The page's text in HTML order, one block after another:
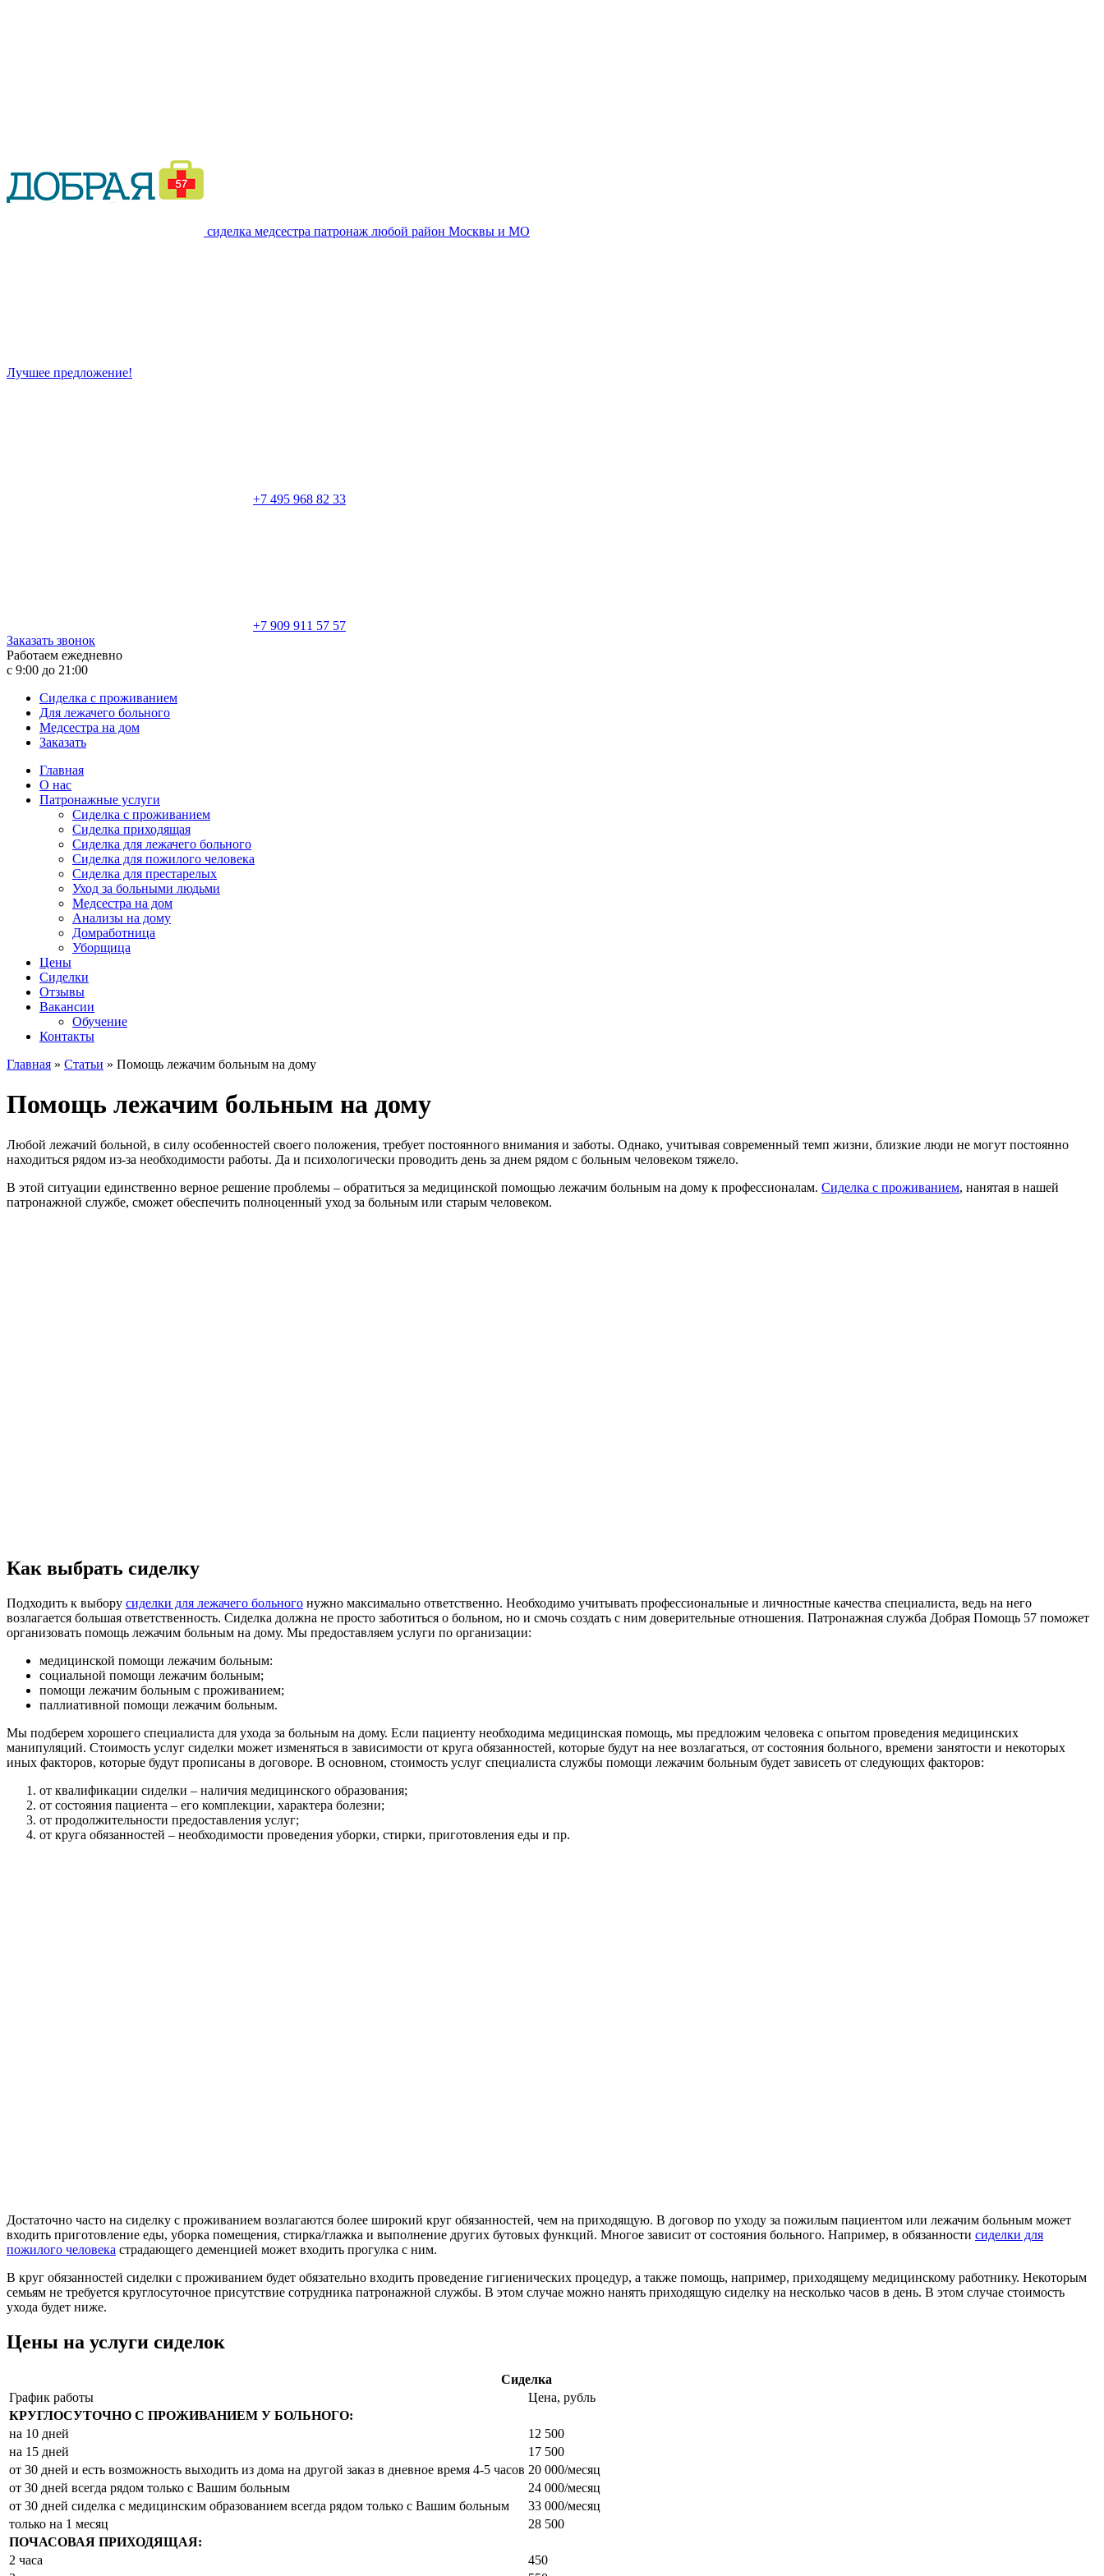
сиделка медсестра патронаж любой район Москвы и МО
Лучшее предложение!
+7 495 968 82 33
+7 909 911 57 57
Заказать звонок
Работаем ежедневно
с 9:00 до 21:00
Сиделка с проживанием
Для лежачего больного
Медсестра на дом
Заказать
Главная
О нас
Патронажные услуги
Сиделка с проживанием
Сиделка приходящая
Сиделка для лежачего больного
Сиделка для пожилого человека
Сиделка для престарелых
Уход за больными людьми
Медсестра на дом
Анализы на дому
Домработница
Уборщица
Цены
Сиделки
Отзывы
Вакансии
Обучение
Контакты
Главная » Статьи » Помощь лежачим больным на дому
Помощь лежачим больным на дому
Любой лежачий больной, в силу особенностей своего положения, требует постоянного внимания и заботы. Однако, учитывая современный темп жизни, близкие люди не могут постоянно
находиться рядом из-за необходимости работы. Да и психологически проводить день за днем рядом с больным человеком тяжело.
В этой ситуации единственно верное решение проблемы – обратиться за медицинской помощью лежачим больным на дому к профессионалам. Сиделка с проживанием, нанятая в нашей
патронажной службе, сможет обеспечить полноценный уход за больным или старым человеком.
Как выбрать сиделку
Подходить к выбору сиделки для лежачего больного нужно максимально ответственно. Необходимо учитывать профессиональные и личностные качества специалиста, ведь на него
возлагается большая ответственность. Сиделка должна не просто заботиться о больном, но и смочь создать с ним доверительные отношения. Патронажная служба Добрая Помощь 57 поможет
организовать помощь лежачим больным на дому. Мы предоставляем услуги по организации:
медицинской помощи лежачим больным:
социальной помощи лежачим больным;
помощи лежачим больным с проживанием;
паллиативной помощи лежачим больным.
Мы подберем хорошего специалиста для ухода за больным на дому. Если пациенту необходима медицинская помощь, мы предложим человека с опытом проведения медицинских
манипуляций. Стоимость услуг сиделки может изменяться в зависимости от круга обязанностей, которые будут на нее возлагаться, от состояния больного, времени занятости и некоторых
иных факторов, которые будут прописаны в договоре. В основном, стоимость услуг специалиста службы помощи лежачим больным будет зависеть от следующих факторов:
от квалификации сиделки – наличия медицинского образования;
от состояния пациента – его комплекции, характера болезни;
от продолжительности предоставления услуг;
от круга обязанностей – необходимости проведения уборки, стирки, приготовления еды и пр.
Достаточно часто на сиделку с проживанием возлагаются более широкий круг обязанностей, чем на приходящую. В договор по уходу за пожилым пациентом или лежачим больным может
входить приготовление еды, уборка помещения, стирка/глажка и выполнение других бутовых функций. Многое зависит от состояния больного. Например, в обязанности сиделки для
пожилого человека страдающего деменцией может входить прогулка с ним.
В круг обязанностей сиделки с проживанием будет обязательно входить проведение гигиенических процедур, а также помощь, например, приходящему медицинскому работнику. Некоторым
семьям не требуется круглосуточное присутствие сотрудника патронажной службы. В этом случае можно нанять приходящую сиделку на несколько часов в день. В этом случае стоимость
ухода будет ниже.
Цены на услуги сиделок
Сиделка
График работы
Цена, рубль
КРУГЛОСУТОЧНО С ПРОЖИВАНИЕМ У БОЛЬНОГО:
на 10 дней
12 500
на 15 дней
17 500
от 30 дней и есть возможность выходить из дома на другой заказ в дневное время 4-5 часов 20 000/месяц
от 30 дней всегда рядом только с Вашим больным
24 000/месяц
от 30 дней сиделка с медицинским образованием всегда рядом только с Вашим больным
33 000/месяц
только на 1 месяц
28 500
ПОЧАСОВАЯ ПРИХОДЯЩАЯ:
2 часа
450